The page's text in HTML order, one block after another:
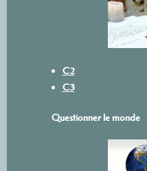
C2
C3
Questionner le monde